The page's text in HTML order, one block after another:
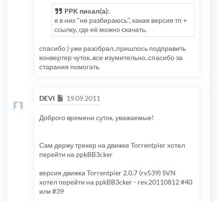
PPK писал(а):
я в них "не разбираюсь", какая версия тп +
ссылку, где её можно скачать.
спасибо ) уже разобрал..пришлось подправить
конвертер чуток..все изумительно..спасибо за
старания помогать
DEVI Сообщение
19.09.2011
Доброго времени суток, уважаемые!
Сам держу трекер на движке Torrentpier хотел
перейти на ppkBB3cker
версия движка Torrentpier 2.0.7 (rv539) SVN
хотел перейти на ppkBB3cker - rev.20110812 #40
или #39